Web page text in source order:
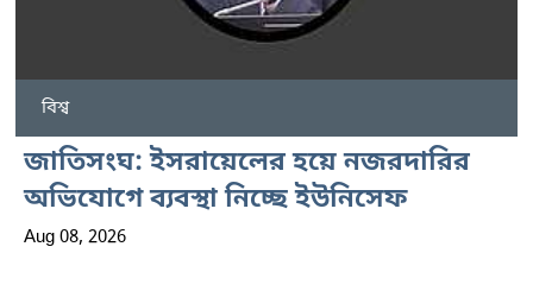
বিশ্ব
জাতিসংঘ: ইসরায়েলের হয়ে নজরদারির
অভিযোগে ব্যবস্থা নিচ্ছে ইউনিসেফ
Aug 08, 2026